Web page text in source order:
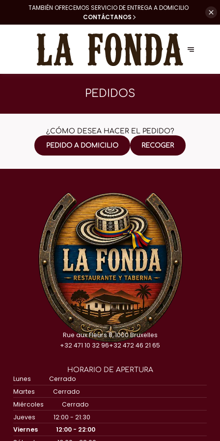
TAMBIÉN OFRECEMOS SERVICIO DEENTREGA A DOMICILIO
CONTÁCTANOS
PEDIDOS
¿CÓMO DESEA HACER EL PEDIDO?
PEDIDO A DOMICILIO
RECOGER
Rue aux Fleurs 8, 1000 Bruxelles
+32 471 10 32 96+32 472 46 21 65
HORARIO DE APERTURA
Lunes
Cerrado
Martes
Cerrado
Miércoles
Cerrado
Jueves
12:00 - 21:30
Viernes
12:00 - 22:00